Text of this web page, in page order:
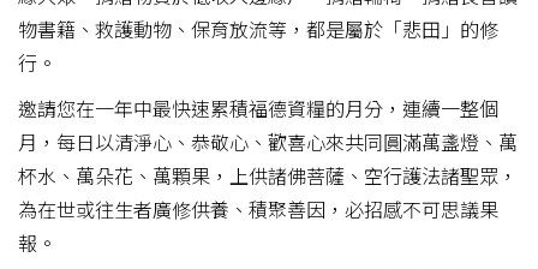
物書籍、救護動物、保育放流等，都是屬於「悲田」的修
行。
邀請您在一年中最快速累積福德資糧的月分，連續一整個
月，每日以清淨心、恭敬心、歡喜心來共同圓滿萬盞燈、萬
杯水、萬朵花、萬顆果，上供諸佛菩薩、空行護法諸聖眾，
為在世或往生者廣修供養、積聚善因，必招感不可思議果
報。